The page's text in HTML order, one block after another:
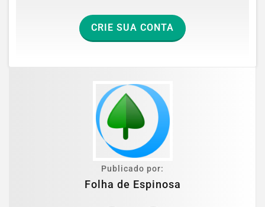
CRIE SUA CONTA
Publicado por:
Folha de Espinosa